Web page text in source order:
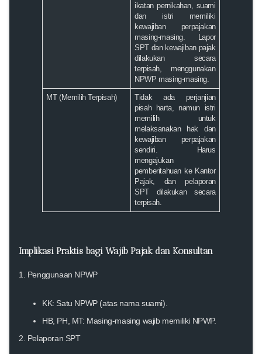
ikatan pernikahan, suami
dan istri memiliki
kewajiban perpajakan
masing-masing. Lapor
SPT dan kewajiban pajak
dilakukan secara
terpisah, menggunakan
NPWP masing-masing.
MT (Memilih Terpisah)
Tidak ada perjanjian
pisah harta, namun istri
memilih untuk
melaksanakan hak dan
kewajiban perpajakan
sendiri. Harus
mengajukan
pemberitahuan ke Kantor
Pajak, dan pelaporan
SPT dilakukan secara
terpisah.
Implikasi Praktis bagi Wajib Pajak dan Konsultan
1. Penggunaan NPWP
KK: Satu NPWP (atas nama suami).
HB, PH, MT: Masing-masing wajib memiliki NPWP.
2. Pelaporan SPT